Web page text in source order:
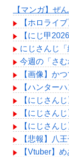
【マンガ】ぜ
【ホロライ
【にじ甲
にじさんじ
今週の「さ
【画像】か
【ハンター
【にじさん
【にじさん
【にじさん
【悲報】八
【Vtuber】